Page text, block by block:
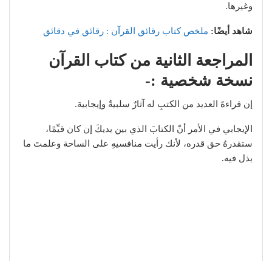
وغيرها.
شاهد أيضًا: ملخص كتاب رقائق القرآن : رقائق في دقائق
المراجعة الثانية من كتاب القرآن
نسخة شخصية :-
إن قراءةَ العديد من الكتبِ له آثارٌ سلبيةٌ وإيجابية.
الإيجابي في الأمر أنّ الكتابَ الذي بين يديكَ إن كان قيِّمًا،
ستقدرهُ حق قدره، لأنك رأيت منافسيهِ على الساحة وعلمتَ ما
بذل فيه.